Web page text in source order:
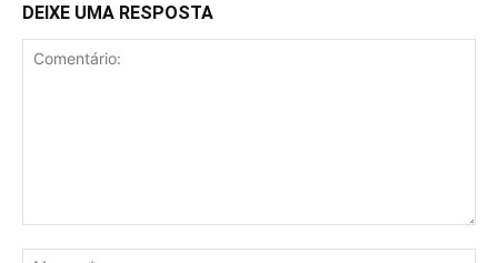
DEIXE UMA RESPOSTA